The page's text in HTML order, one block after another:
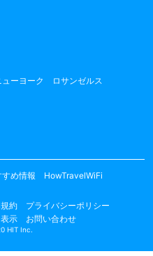
ューヨーク
ロサンゼルス
め情報 HowTravelWiFi
約
プライバシーポリシー
示
お問い合わせ
HIT Inc.